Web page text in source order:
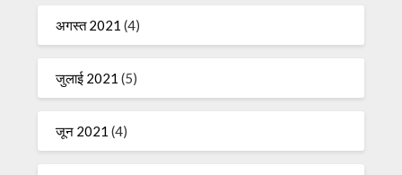
अगस्त 2021 (4)
जुलाई 2021 (5)
जून 2021 (4)